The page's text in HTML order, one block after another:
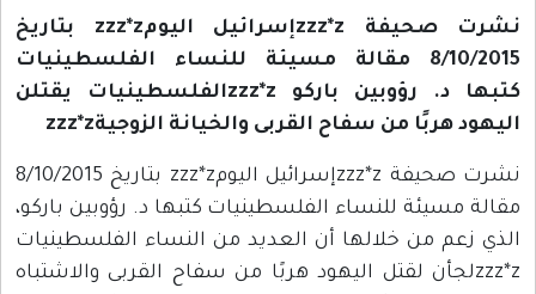
نشرت صحيفة zzz*zإسرائيل اليومzzz*z بتاريخ
8/10/2015 مقالة مسيئة للنساء الفلسطينيات
كتبها د. رؤوبين باركو zzz*zالفلسطينيات يقتلن
اليهود هربًا من سفاح القربى والخيانة الزوجيةzzz*z
نشرت صحيفة zzz*zإسرائيل اليومzzz*z بتاريخ 8/10/2015
مقالة مسيئة للنساء الفلسطينيات كتبها د. رؤوبين باركو،
الذي زعم من خلالها أن العديد من النساء الفلسطينيات
zzz*zلجأن لقتل اليهود هربًا من سفاح القربى والاشتباه